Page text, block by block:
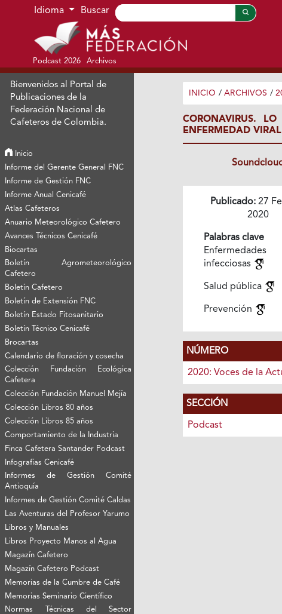
Ir al menú de navegación principal
Ir al contenido principal
Ir al pie de página del sitio
Idioma Buscar
Podcast 2026 Archivos
Bienvenidos al Portal de
Publicaciones de la
Federación Nacional de
Cafeteros de Colombia.
Inicio
Informe del Gerente General FNC
Informe de Gestión FNC
Informe Anual Cenicafé
Atlas Cafeteros
Anuario Meteorológico Cafetero
Avances Técnicos Cenicafé
Biocartas
Boletín Agrometeorológico
Cafetero
Boletín Cafetero
Boletín de Extensión FNC
Boletín Estado Fitosanitario
Boletín Técnico Cenicafé
Brocartas
Calendario de floración y cosecha
Colección Fundación Ecológica
Cafetera
Colección Fundación Manuel Mejía
Colección Libros 80 años
Colección Libros 85 años
Comportamiento de la Industria
Finca Cafetera Santander Podcast
Infografías Cenicafé
Informes de Gestión Comité
Antioquía
Informes de Gestión Comité Caldas
Las Aventuras del Profesor Yarumo
Libros y Manuales
Libros Proyecto Manos al Agua
Magazín Cafetero
Magazín Cafetero Podcast
Memorias de la Cumbre de Café
Memorias Seminario Científico
Normas Técnicas del Sector
INICIO / ARCHIVOS /
CORONAVIRUS.
ENFERMEDAD VIRAL
Publicado:27
2020
Palabras clave
Enfermedades
infecciosas
Salud pública
Prevención
NÚMERO
2020: Voces de la
SECCIÓN
Podcast